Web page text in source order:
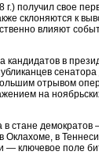
г.) получил свое
склоняются к
влияют
в
отрывом
на
в стане
Оклахоме, в
ключевое поле